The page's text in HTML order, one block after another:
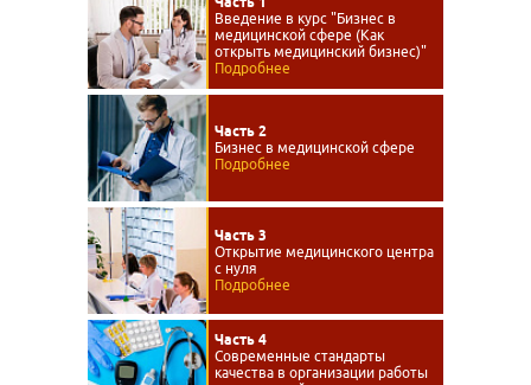
Введение в курс "Бизнес в
медицинской сфере (Как
открыть медицинский бизнес)"
Подробнее
Часть 2
Бизнес в медицинской сфере
Подробнее
Часть 3
Открытие медицинского центра
с нуля
Подробнее
Часть 4
Современные стандарты
качества в организации работы